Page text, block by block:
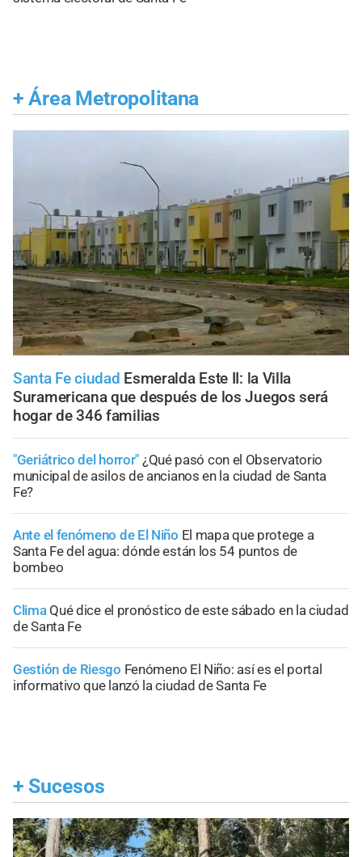
+ Área Metropolitana
Santa Fe ciudad Esmeralda Este II: la Villa
Suramericana que después de los Juegos será
hogar de 346 familias
"Geriátrico del horror" ¿Qué pasó con el Observatorio
municipal de asilos de ancianos en la ciudad de Santa
Fe?
Ante el fenómeno de El Niño El mapa que protege a
Santa Fe del agua: dónde están los 54 puntos de
bombeo
Clima Qué dice el pronóstico de este sábado en la ciudad
de Santa Fe
Gestión de Riesgo Fenómeno El Niño: así es el portal
informativo que lanzó la ciudad de Santa Fe
+ Sucesos